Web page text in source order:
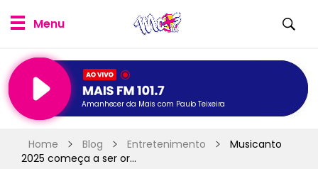
Amanhecer da Mais com Paulo Teixeira
Home Blog Entretenimento
Musicanto
2025 começa a ser or...